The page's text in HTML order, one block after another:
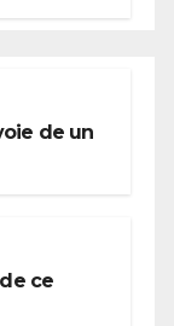
de un
ce